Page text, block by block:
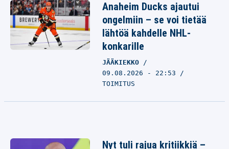
Anaheim Ducks ajautui
ongelmiin – se voi tietää
lähtöä kahdelle NHL-
konkarille
JÄÄKIEKKO
09.08.2026 - 22:53
TOIMITUS
Nyt tuli rajua kritiikkiä –